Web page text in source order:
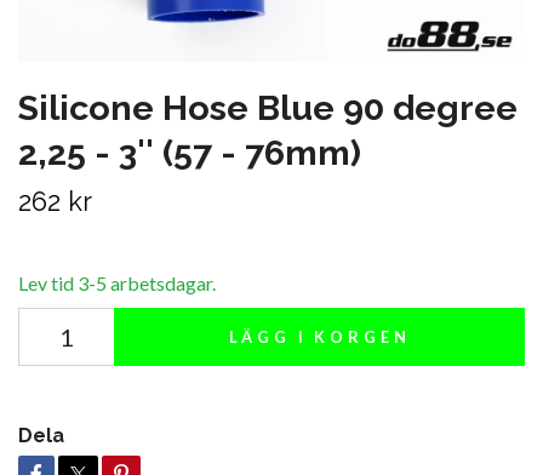
Silicone Hose Blue 90 degree
2,25 - 3'' (57 - 76mm)
262 kr
Lev tid 3-5 arbetsdagar.
LÄGG I KORGEN
Dela